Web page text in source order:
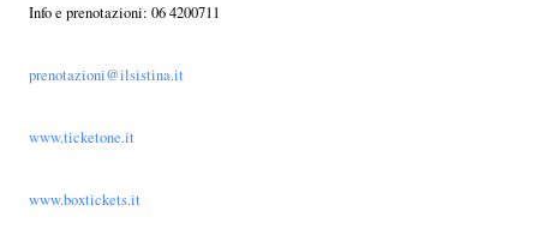
Info e prenotazioni: 06 4200711
prenotazioni@ilsistina.it
www.ticketone.it
www.boxtickets.it